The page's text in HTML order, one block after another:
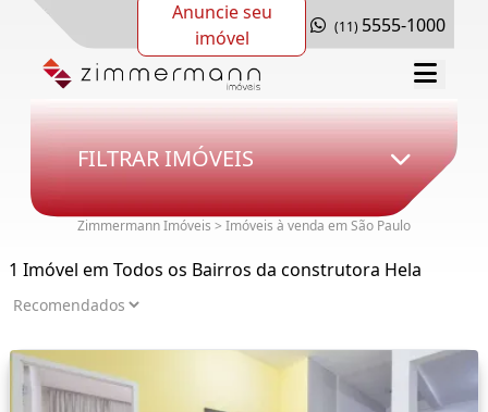
Anuncie seu
imóvel
(11) 5555-1000
FILTRAR IMÓVEIS
Zimmermann Imóveis > Imóveis à venda em São Paulo
1 Imóvel em Todos os Bairros da construtora Hela